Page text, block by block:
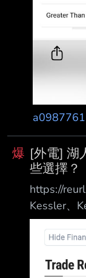
爆 [外電] 湖
些選擇？
https://
Kessler、
度。他們
Kessler
員。這位
練：舉重